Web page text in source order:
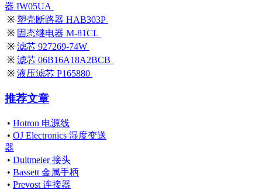
器 IW05UA
※ 塑壳断路器 HAB303P
※ 固态继电器 M-81CL
※ 滤芯 927269-74W
※ 滤芯 06B16A18A2BCB
※ 液压滤芯 P165880
推荐文章
• Hotron 电源线
• OJ Electronics 湿度变送
器
• Dultmeier 接头
• Bassett 金属手柄
• Prevost 连接器